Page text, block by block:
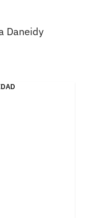
Daneidy